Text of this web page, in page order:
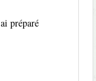
préparé